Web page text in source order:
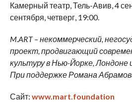
Камерный театр, Тель-Авив, 4
сентября, четверг, 19:00.
M.ART– некоммерческий,
проект, продвигающий
культуру вНью-Йорке, Лондоне
При поддержке Романа
Сайт: www.mart.foundation